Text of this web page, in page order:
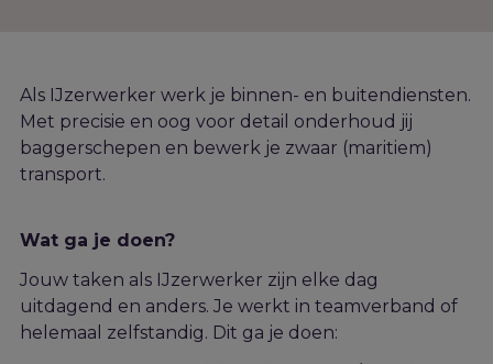
Als IJzerwerker werk je binnen- en buitendiensten.
Met precisie en oog voor detail onderhoud jij
baggerschepen en bewerk je zwaar (maritiem)
transport.
Wat ga je doen?
Jouw taken als IJzerwerker zijn elke dag
uitdagend en anders. Je werkt in teamverband of
helemaal zelfstandig. Dit ga je doen: